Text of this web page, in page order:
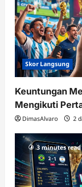
Skor Langsung
Keuntungan
Mengikuti
DimasAlvaro 2
3 minutes read